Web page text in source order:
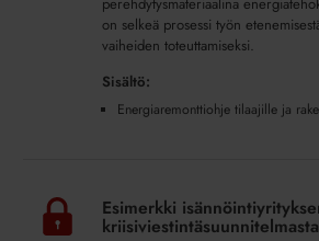
perehdytysmateriaalina
on selkeä prosessi työn
vaiheiden toteuttamiseksi.
Sisältö:
Energiaremonttiohje tilaajille ja
isännöintiyrityksen
kriisiviestintäsuunnitelmasta
Esimerkki